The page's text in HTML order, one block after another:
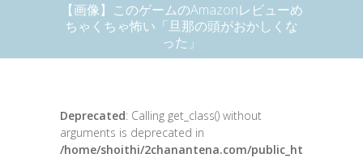
【画像】このゲームのAmazonレビューめ
ちゃくちゃ怖い「旦那の頭がおかしくな
った」
Deprecated: Calling get_class() without
arguments is deprecated in
/home/shoithi/2chanantena.com/public_ht